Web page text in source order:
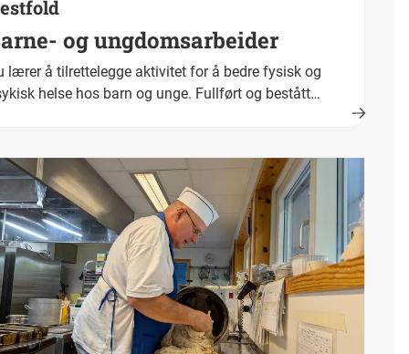
og ungdomsarbeider
lærer å tilrettelegge aktivitet for å bedre fysisk og
helse hos barn og unge. Fullført og bestått